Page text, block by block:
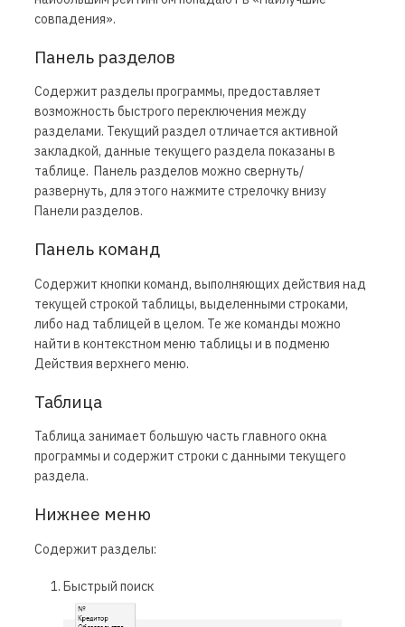
совпадения».
Панель разделов
Содержит разделы программы, предоставляет
возможность быстрого переключения между
разделами. Текущий раздел отличается активной
закладкой, данные текущего раздела показаны в
таблице. Панель разделов можно свернуть/
развернуть, для этого нажмите стрелочку внизу
Панели разделов.
Панель команд
Содержит кнопки команд, выполняющих действия над
текущей строкой таблицы, выделенными строками,
либо над таблицей в целом. Те же команды можно
найти в контекстном меню таблицы и в подменю
Действия верхнего меню.
Таблица
Таблица занимает большую часть главного окна
программы и содержит строки с данными текущего
раздела.
Нижнее меню
Содержит разделы:
Быстрый поиск